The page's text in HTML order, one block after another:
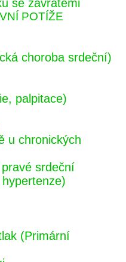
se závratěmi
POTÍŽE
choroba srdeční)
palpitace)
u chronických
srdeční
(Primární